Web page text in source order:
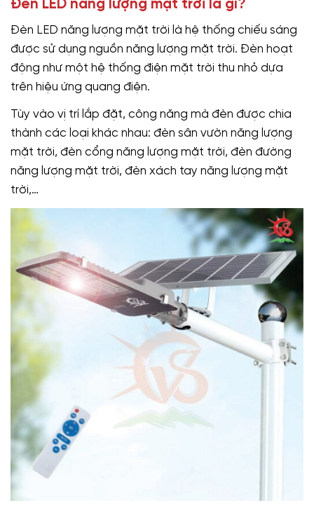
Đèn LED năng lượng mặt trời là gì?
Đèn LED năng lượng mặt trời là hệ thống chiếu sáng
được sử dụng nguồn năng lượng mặt trời. Đèn hoạt
động như một hệ thống điện mặt trời thu nhỏ dựa
trên hiệu ứng quang điện.
Tùy vào vị trí lắp đặt, công năng mà đèn được chia
thành các loại khác nhau: đèn sân vườn năng lượng
mặt trời, đèn cổng năng lượng mặt trời, đèn đường
năng lượng mặt trời, đèn xách tay năng lượng mặt
trời,…